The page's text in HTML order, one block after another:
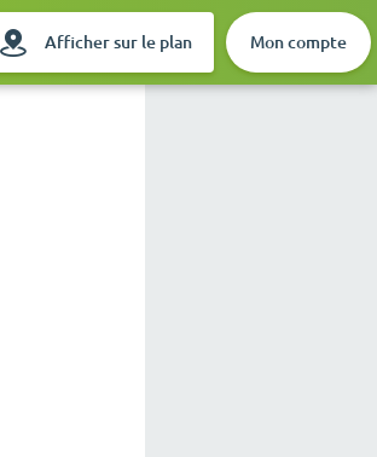
Afficher sur le plan Mon compte